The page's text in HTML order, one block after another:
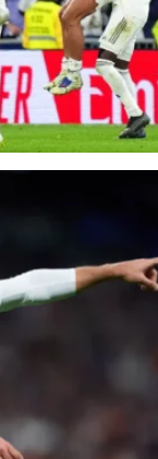
journée de
de retour de
au Real
groupe pour
ne fait